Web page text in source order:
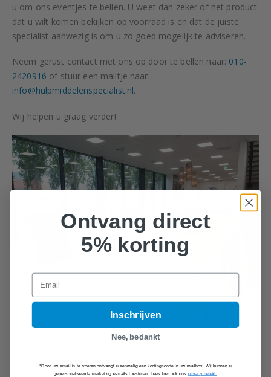
u om ons eventjes te bellen. U weet dan zeker of het product
dat u wilt komen bekijken op voorraad is en dat de juiste
specialist aanwezig is om u zo goed mogelijk te adviseren.
Neem gerust contact met ons op door te bellen naar: 010-
2420916 of stuur een mailtje naar:
info@hulpmiddelenspecialist.nl.
Wij helpen u graag verder!
GERELATEERDE PRODUCTEN
Ontvang direct
5% korting
Email
Inschrijven
Nee, bedankt
*Door uw email in te voeren ontvangt u éénmalig een kortingscode in uw mailbox. Wij kunnen u
gepersonaliseerde marketing e-mails toesturen. Lees hier ook ons privacy beleid.